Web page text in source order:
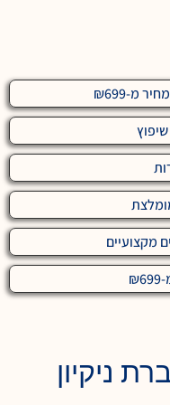
מ-₪699
מקצועיים
ניקיון